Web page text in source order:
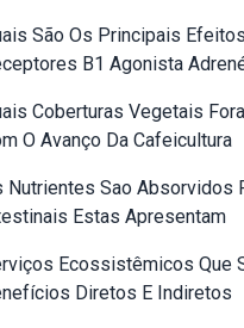
São Os Principais
B1 Agonista
Coberturas Vegetais
O Avanço Da Cafeicultura
Nutrientes Sao Absorvidos
Estas Apresentam
Ecossistêmicos Que
Diretos E Indiretos